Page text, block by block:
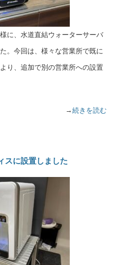
に、水道直結ウォーターサーバ
。今回は、様々な営業所で既に
り、追加で別の営業所への設置
→続きを読む
スに設置しました